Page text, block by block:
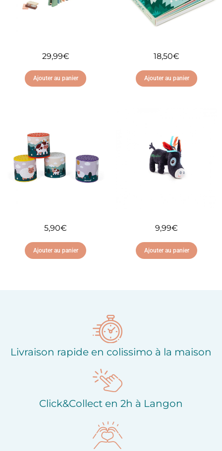
29,99€
Ajouter au panier
d'envies
18,50€
Ajouter au panier
d'envies
5,90€
Ajouter au panier
9,99€
Ajouter au panier
Livraison rapide en colissimo à la maison
Click&Collect en 2h à Langon